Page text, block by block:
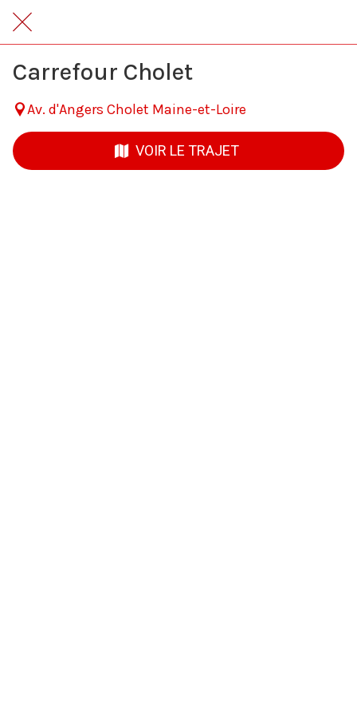
Carrefour Cholet
Av. d'Angers Cholet Maine-et-Loire
VOIR LE TRAJET